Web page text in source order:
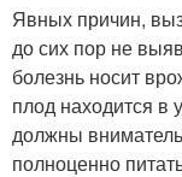
Явных причин,
до сих пор не
болезнь носит
плод находится
должны
полноценно